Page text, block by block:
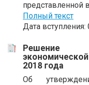
представленной
Полный текст
Дата вступления:
Решение
2018 года
Об